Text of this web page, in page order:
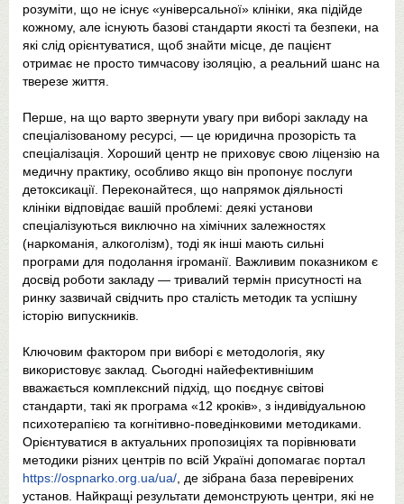
розуміти, що не існує «універсальної» клініки, яка підійде
кожному, але існують базові стандарти якості та безпеки, на
які слід орієнтуватися, щоб знайти місце, де пацієнт
отримає не просто тимчасову ізоляцію, а реальний шанс на
тверезе життя.
Перше, на що варто звернути увагу при виборі закладу на
спеціалізованому ресурсі, — це юридична прозорість та
спеціалізація. Хороший центр не приховує свою ліцензію на
медичну практику, особливо якщо він пропонує послуги
детоксикації. Переконайтеся, що напрямок діяльності
клініки відповідає вашій проблемі: деякі установи
спеціалізуються виключно на хімічних залежностях
(наркоманія, алкоголізм), тоді як інші мають сильні
програми для подолання ігроманії. Важливим показником є
досвід роботи закладу — тривалий термін присутності на
ринку зазвичай свідчить про сталість методик та успішну
історію випускників.
Ключовим фактором при виборі є методологія, яку
використовує заклад. Сьогодні найефективнішим
вважається комплексний підхід, що поєднує світові
стандарти, такі як програма «12 кроків», з індивідуальною
психотерапією та когнітивно-поведінковими методиками.
Орієнтуватися в актуальних пропозиціях та порівнювати
методики різних центрів по всій Україні допомагає портал
https://ospnarko.org.ua/ua/ , де зібрана база перевірених
установ. Найкращі результати демонструють центри, які не